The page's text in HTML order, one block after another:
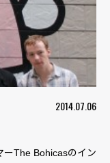
2014.07.06
ーThe Bohicasのイン